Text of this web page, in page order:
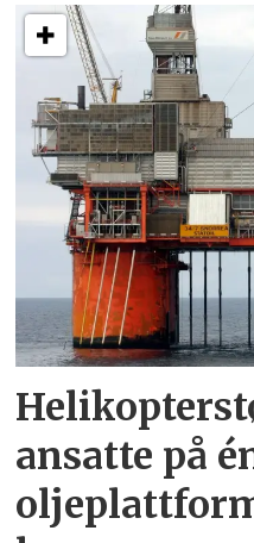
ansatte på